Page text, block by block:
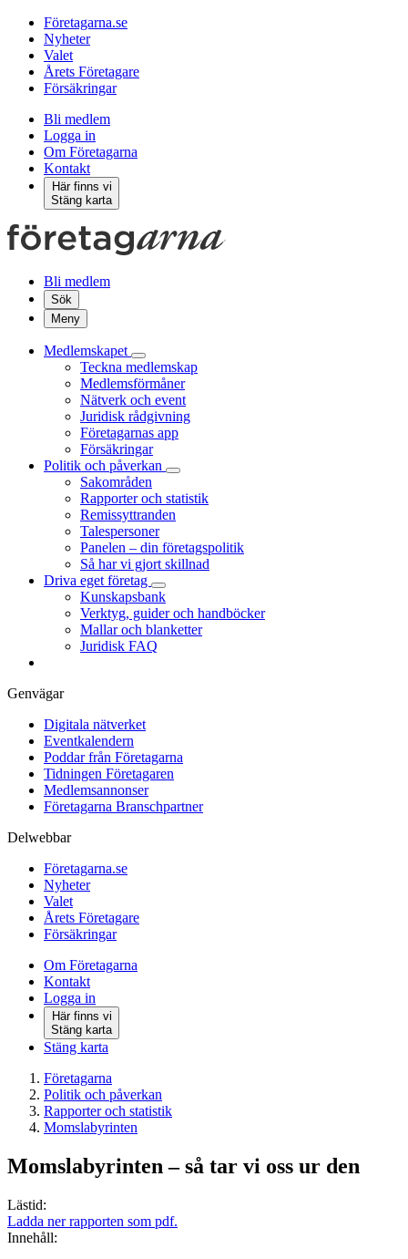
Företagarna.se
Nyheter
Valet
Årets Företagare
Försäkringar
Bli medlem
Logga in
Om Företagarna
Kontakt
Här finns vi
Stäng karta
Bli medlem
Sök
Meny
Medlemskapet
Teckna medlemskap
Medlemsförmåner
Nätverk och event
Juridisk rådgivning
Företagarnas app
Försäkringar
Politik och påverkan
Sakområden
Rapporter och statistik
Remissyttranden
Talespersoner
Panelen – din företagspolitik
Så har vi gjort skillnad
Driva eget företag
Kunskapsbank
Verktyg, guider och handböcker
Mallar och blanketter
Juridisk FAQ
Genvägar
Digitala nätverket
Eventkalendern
Poddar från Företagarna
Tidningen Företagaren
Medlemsannonser
Företagarna Branschpartner
Delwebbar
Företagarna.se
Nyheter
Valet
Årets Företagare
Försäkringar
Om Företagarna
Kontakt
Logga in
Här finns vi
Stäng karta
Stäng karta
Företagarna
Politik och påverkan
Rapporter och statistik
Momslabyrinten
Momslabyrinten – så tar vi oss ur den
Lästid:
Ladda ner rapporten som pdf.
Innehåll: